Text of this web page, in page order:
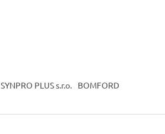
SYNPRO PLUS s.r.o. BOMFORD